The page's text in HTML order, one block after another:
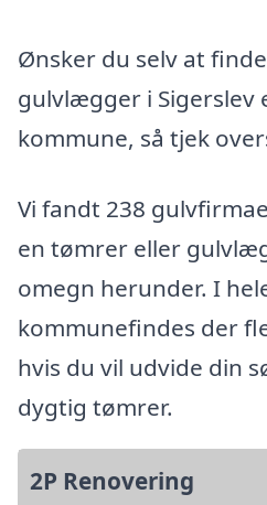
Ønsker du selv at
gulvlægger i Sigerslev
kommune, så tjek
Vi fandt 238
en tømrer eller
omegn herunder. I
kommunefindes der
hvis du vil udvide din
dygtig tømrer.
2P Renovering